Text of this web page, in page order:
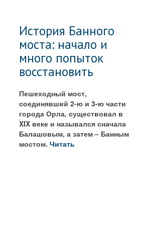
История Банного
моста: начало и
много попыток
восстановить
Пешеходный мост,
соединявший 2-ю и 3-ю части
города Орла, существовал в
XIX веке и назывался сначала
Балашовым, а затем – Банным
мостом.Читать